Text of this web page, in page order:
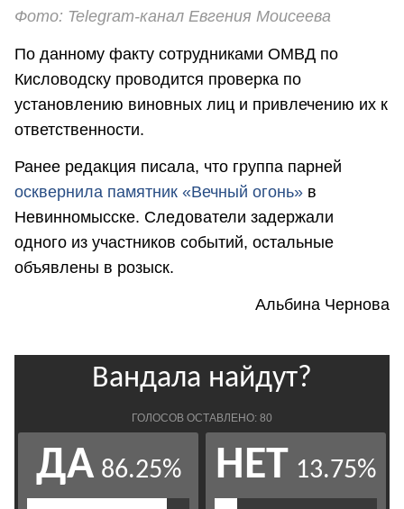
Фото: Telegram-канал Евгения Моисеева
По данному факту сотрудниками ОМВД по
Кисловодску проводится проверка по
установлению виновных лиц и привлечению их к
ответственности.
Ранее редакция писала, что группа парней
осквернила памятник «Вечный огонь» в
Невинномысске. Следователи задержали
одного из участников событий, остальные
объявлены в розыск.
Альбина Чернова